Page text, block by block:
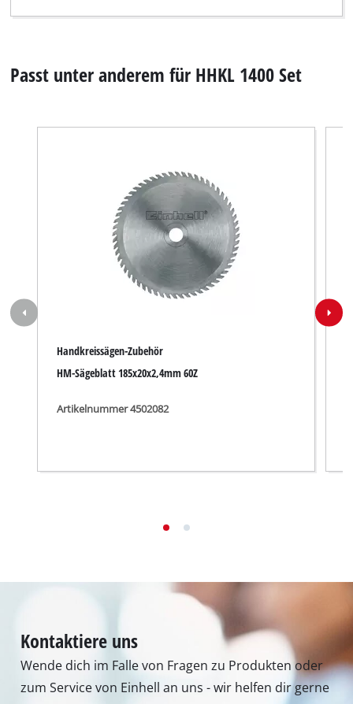
Passt unter anderem für HHKL 1400 Set
Handkreissägen-Zubehör
HM-Sägeblatt 185x20x2,4mm 60Z
Artikelnummer 4502082
Kontaktiere uns
Wende dich im Falle von Fragen zu Produkten oder
zum Service von Einhell an uns - wir helfen dir gerne